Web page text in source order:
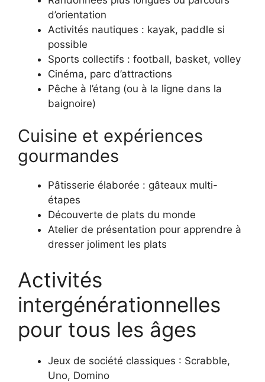
d’orientation
Activités nautiques : kayak, paddle si
possible
Sports collectifs : football, basket, volley
Cinéma, parc d’attractions
Pêche à l’étang (ou à la ligne dans la
baignoire)
Cuisine et expériences
gourmandes
Pâtisserie élaborée : gâteaux multi-
étapes
Découverte de plats du monde
Atelier de présentation pour apprendre à
dresser joliment les plats
Activités
intergénérationnelles
pour tous les âges
Jeux de société classiques : Scrabble,
Uno, Domino